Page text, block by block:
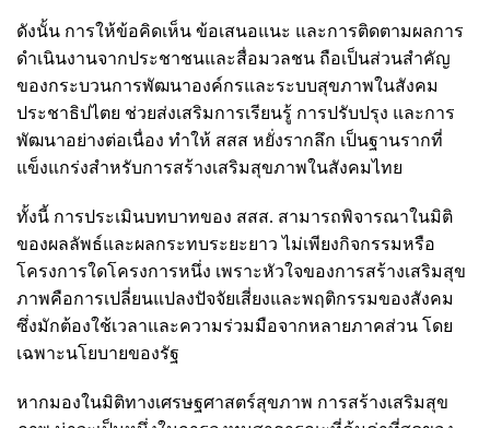
ดังนั้น การให้ข้อคิดเห็น ข้อเสนอแนะ และการติดตามผลการ
ดำเนินงานจากประชาชนและสื่อมวลชน ถือเป็นส่วนสำคัญ
ของกระบวนการพัฒนาองค์กรและระบบสุขภาพในสังคม
ประชาธิปไตย ช่วยส่งเสริมการเรียนรู้ การปรับปรุง และการ
พัฒนาอย่างต่อเนื่อง ทำให้ สสส หยั่งรากลึก เป็นฐานรากที่
แข็งแกร่งสำหรับการสร้างเสริมสุขภาพในสังคมไทย
ทั้งนี้ การประเมินบทบาทของ สสส. สามารถพิจารณาในมิติ
ของผลลัพธ์และผลกระทบระยะยาว ไม่เพียงกิจกรรมหรือ
โครงการใดโครงการหนึ่ง เพราะหัวใจของการสร้างเสริมสุข
ภาพคือการเปลี่ยนแปลงปัจจัยเสี่ยงและพฤติกรรมของสังคม
ซึ่งมักต้องใช้เวลาและความร่วมมือจากหลายภาคส่วน โดย
เฉพาะนโยบายของรัฐ
หากมองในมิติทางเศรษฐศาสตร์สุขภาพ การสร้างเสริมสุข